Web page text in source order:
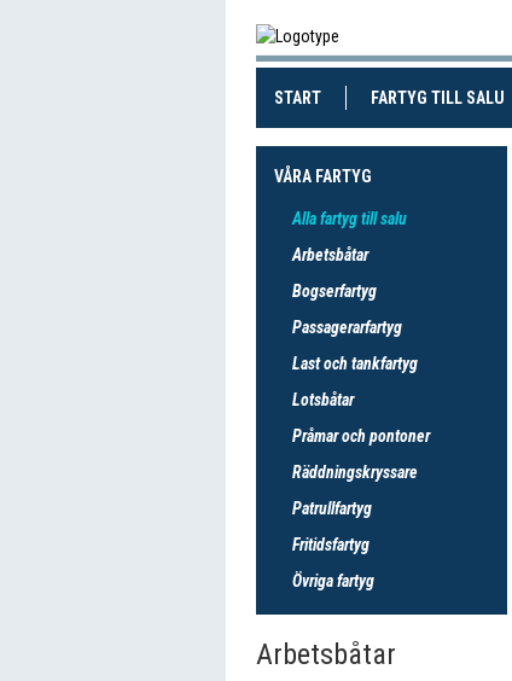
START(CURRENT)FARTYG TILL SALU
VÅRA FARTYG
Alla fartyg till salu
Arbetsbåtar
Bogserfartyg
Passagerarfartyg
Last och tankfartyg
Lotsbåtar
Pråmar och pontoner
Räddningskryssare
Patrullfartyg
Fritidsfartyg
Övriga fartyg
Arbetsbåtar